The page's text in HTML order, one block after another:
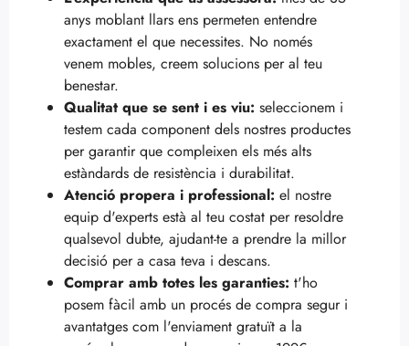
anys moblant llars ens permeten entendre
exactament el que necessites. No només
venem mobles, creem solucions per al teu
benestar.
Qualitat que se sent i es viu: seleccionem i
testem cada component dels nostres productes
per garantir que compleixen els més alts
estàndards de resistència i durabilitat.
Atenció propera i professional: el nostre
equip d'experts està al teu costat per resoldre
qualsevol dubte, ajudant-te a prendre la millor
decisió per a casa teva i descans.
Comprar amb totes les garanties: t'ho
posem fàcil amb un procés de compra segur i
avantatges com l'enviament gratuït a la